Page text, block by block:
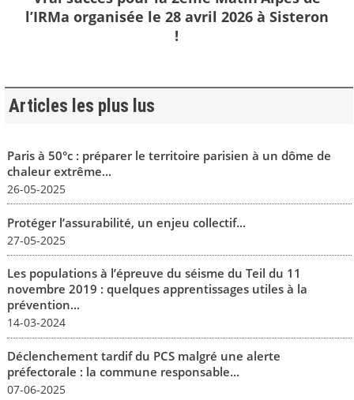
l’IRMa organisée le 28 avril 2026 à Sisteron
!
Articles les plus lus
Paris à 50°c : préparer le territoire parisien à un dôme de
chaleur extrême...
26-05-2025
Protéger l’assurabilité, un enjeu collectif...
27-05-2025
Les populations à l’épreuve du séisme du Teil du 11
novembre 2019 : quelques apprentissages utiles à la
prévention...
14-03-2024
Déclenchement tardif du PCS malgré une alerte
préfectorale : la commune responsable...
07-06-2025